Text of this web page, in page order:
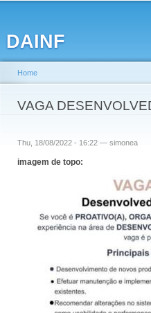
DAINF
You are here
Home
VAGA
Thu, 18/08/2022 - 16:22 — simonea
imagem de topo: